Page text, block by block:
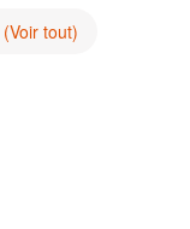
(Voir tout)